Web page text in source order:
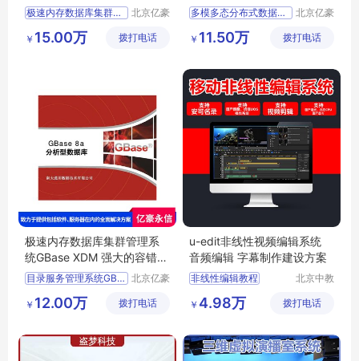
持横向扩展
极速内存数据库集群管理系统GBaseXDM
统一数据平台GBaseUP
北京亿豪
有限公司
￥ 15.00万 拨打电话
监控
多模多态分布式数据库GBase8c
极速内存数据库集群管理系统GBaseXDM
南大通用安全数据库管理系统gbase8s
北京亿豪
有限公司
￥ 11.50万 拨打电话
极速内存数据库集群管理系
统GBase XDM 强大的容错与
数据恢复能力
目录服务管理系统GBase8d
分布式逻辑数据仓库GBase8a
统一数据平台GBaseUP
北京亿豪
有限公司
￥ 12.00万 拨打电话
u-edit非线性视频编辑系统
音频编辑 字幕制作建设方案
非线性编辑教程
导播录播
音视频编辑软件
北京中教
有限公司
￥ 4.98万 拨打电话